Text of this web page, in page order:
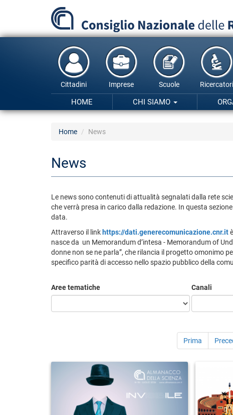
principale
Cittadini Imprese Scuole Ricercatori
HOME CHI SIAMO
Home News
News
Le news sono contenuti di attualità segnalati dalla rete
che verrà presa in carico dalla redazione. In questa
data.
Attraverso il link https://dati.generecomunicazione.cnr.it
nasce da un Memorandum d’intesa - Memorandum of
donne non se ne parla”, che rilancia il progetto omonimo
specifico parità di accesso nello spazio pubblico della
Aree tematiche Canali
Prima